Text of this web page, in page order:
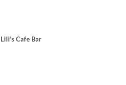
Lili's Cafe Bar